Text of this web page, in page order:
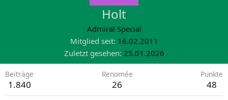
Holt
Admiral Special
Mitglied seit 16.02.2011
Zuletzt gesehen 25.01.2026
Beiträge
1.840
Renomée
26
Punkte
48